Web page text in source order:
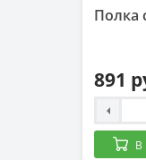
Полка
891
В